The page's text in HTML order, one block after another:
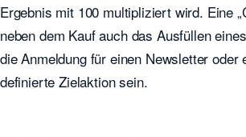
Ergebnis mit 100 multipliziert wird. Eine
neben dem Kauf auch das Ausfüllen
die Anmeldung für einen Newsletter oder
definierte Zielaktion sein.